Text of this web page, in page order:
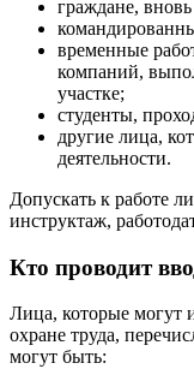
граждане,
временные
компаний,
участке;
студенты,
другие лица,
деятельности.
Допускать к работе
инструктаж,
Кто проводит
Лица, которые могут
охране труда,
могут быть: